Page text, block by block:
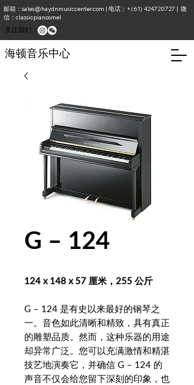
邮箱： sales@haydnmusiccenter.com | 电话：+(61) 424720727 | 微
信：classicpianosmel
​关注我们：
海顿音乐中心
G – 124
124 x 148 x 57 厘米，255 公斤
G – 124 是有史以来最好的钢琴之
一。音色如此清晰和精致，具有真正
的雕塑品质。然而，这种乐器的用途
却异常广泛。您可以充满激情和精湛
技艺地演奏它，并确信 G – 124 的
声音不仅会给您留下深刻的印象，也